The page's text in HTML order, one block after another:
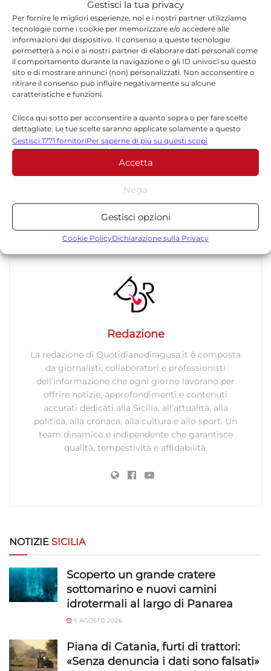
Gestisci la tua privacy
Per fornire le migliori esperienze, noi e i nostri partner utilizziamo
tecnologie come i cookie per memorizzare e/o accedere alle
informazioni del dispositivo. Il consenso a queste tecnologie
permetterà a noi e ai nostri partner di elaborare dati personali come
il comportamento durante la navigazione o gli ID univoci su questo
sito e di mostrare annunci (non) personalizzati. Non acconsentire o
ritirare il consenso può influire negativamente su alcune
caratteristiche e funzioni.
Clicca qui sotto per acconsentire a quanto sopra o per fare scelte
dettagliate. Le tue scelte saranno applicate solamente a questo
sito. È possibile modificare le impostazioni in qualsiasi momento,
compreso il ritiro del consenso, utilizzando i pulsanti della Cookie
Policy o cliccando sul pulsante di gestione del consenso nella parte
inferiore dello schermo.
Statistiche
Archiviare informazioni su dispositivo e/o accedervi, Misurare le
prestazioni degli annunci, Misurare le prestazioni dei contenuti,
combinazione di dati provenienti da fonti diverse.
Archiviare informazioni su dispositivo e/o accedervi, Utilizzare
dati limitati per la selezione della pubblicità, Creare profili per la
pubblicità personalizzata, Utilizzare profili per la selezione di
pubblicità personalizzata, Creare profili per la personalizzazione
dei contenuti, Utilizzare profili per la selezione di contenuti
personalizzati, Sviluppare e migliorare i servizi, Utilizzare dati
limitati per la selezione dei contenuti.
Funzionalità Sempre attivo
Abbinare e combinare dati provenienti da altre
Identificare i dispositivi in base alle informazioni
richieste attivamente.
Garantire la sicurezza, prevenire e
rilevare frodi, correggere errori, Erogare
e presentare pubblicità e contenuto,
Salvare e comunicare le scelte sulla
Sempre attivo
Gestisci 1771 fornitoriPer saperne di più su questi scopi
Accetta
Nega
Gestisci opzioni
Cookie PolicyDichiarazione sulla Privacy
proveremo a rappresentare nel migliore dei
modi la città e tutta la gente che ci segue,
provando ad arrivare più in alto possibile.”
Con questa conferma prende quindi forma il
primo passo della programmazione della
Virtus Ragusa per il prossimo campionato,
con l’obiettivo di mantenere una base solida
sulla quale costruire il nuovo organico.
Redazione
La redazione di Quotidianodiragusa.it è composta
da giornalisti, collaboratori e professionisti
dell’informazione che ogni giorno lavorano per
offrire notizie, approfondimenti e contenuti
accurati dedicati alla Sicilia, all’attualità, alla
politica, alla cronaca, alla cultura e allo sport. Un
team dinamico e indipendente che garantisce
qualità, tempestività e affidabilità.
NOTIZIE SICILIA
Scoperto un grande cratere
sottomarino e nuovi camini
idrotermali al largo di Panarea
5 AGOSTO 2026
Piana di Catania, furti di trattori:
«Senza denuncia i dati sono falsati»